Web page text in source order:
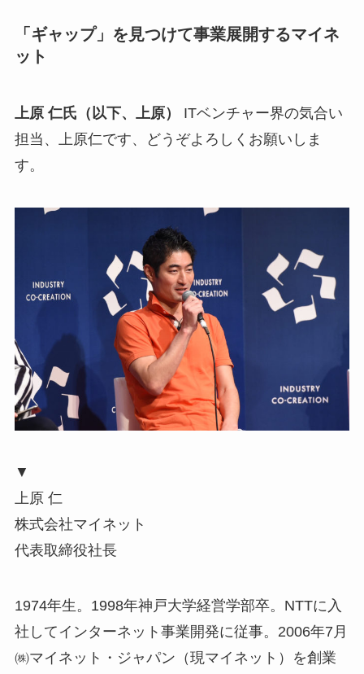
「ギャップ」を見つけて事業展開するマイネ
ット
上原 仁氏（以下、上原）
ITベンチャー界の気合い
担当、上原仁です、どうぞよろしくお願いしま
す。
▼
上原 仁
株式会社マイネット
代表取締役社長
1974年生。1998年神戸大学経営学部卒。NTTに入
社してインターネット事業開発に従事。2006年7月
㈱マイネット・ジャパン（現マイネット）を創業